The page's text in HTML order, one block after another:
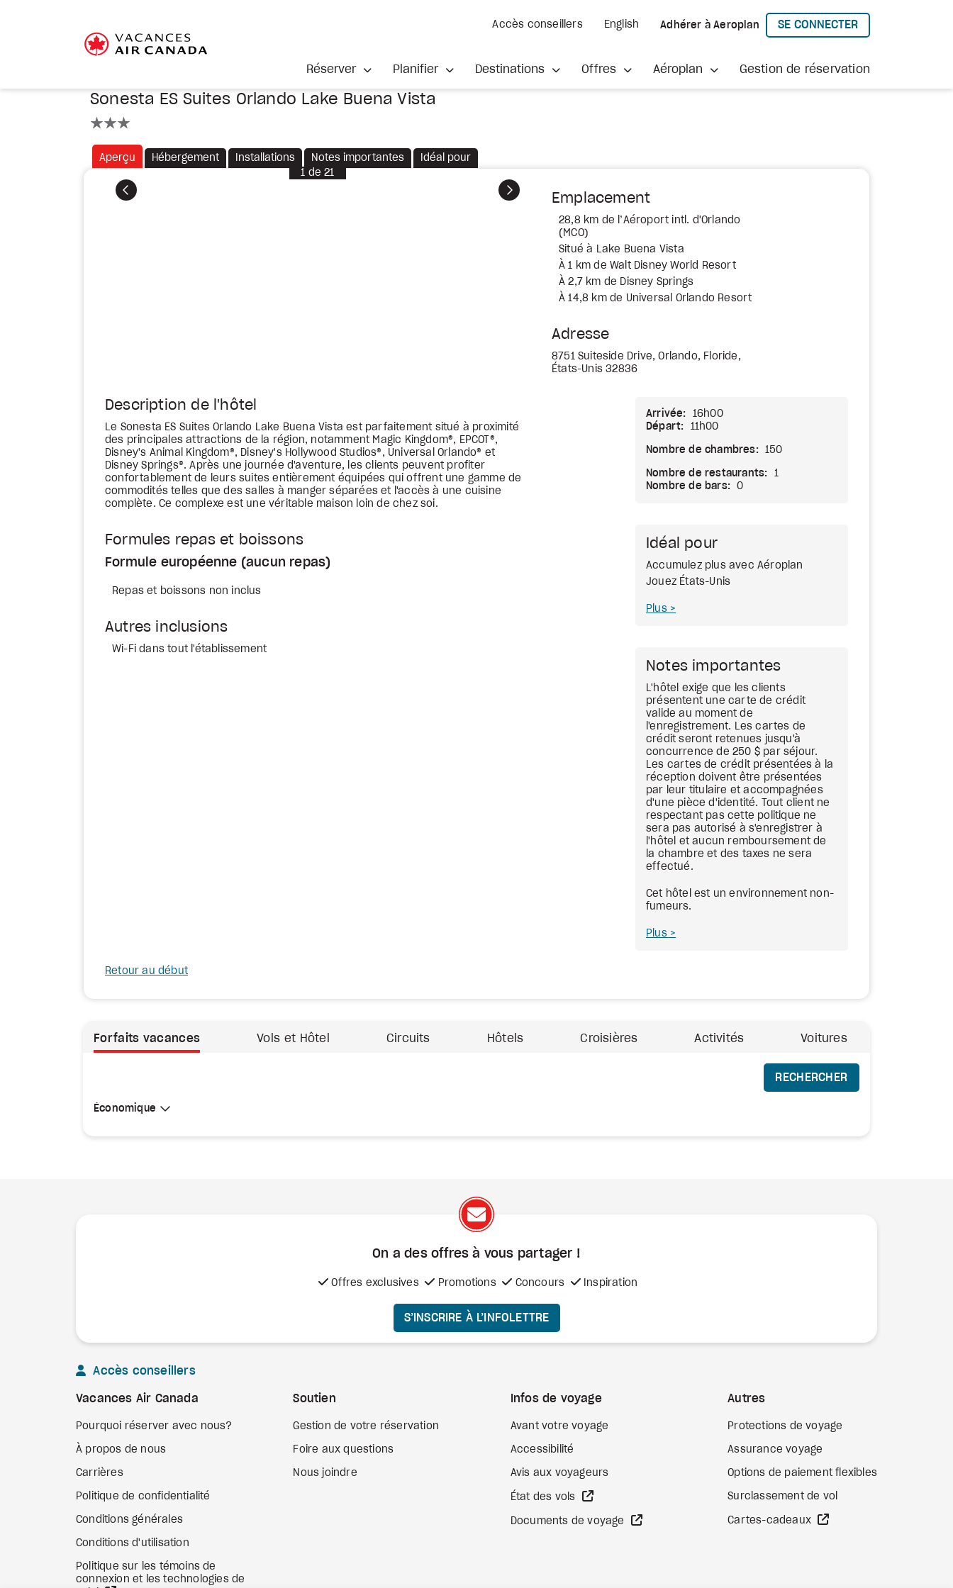
Accès conseillers English Adhérer à Aeroplan
SE CONNECTER
À AEROPLAN
Réserver Planifier Destinations Offres Aéroplan Gestion de réservation
Sonesta ES Suites Orlando Lake Buena Vista
Aperçu Hébergement Installations Notes importantes Idéal pour
Précédent Suivant
1 de21
Emplacement
28,8 km de l’Aéroport intl. d'Orlando
(MCO)
Situé à Lake Buena Vista
À 1 km de Walt Disney World Resort
À 2,7 km de Disney Springs
À 14,8 km de Universal Orlando Resort
Adresse
8751 Suiteside Drive, Orlando, Floride,
États-Unis 32836
Description de l'hôtel
Le Sonesta ES Suites Orlando Lake Buena Vista est parfaitement situé à proximité
des principales attractions de la région, notamment Magic Kingdom®, EPCOT®,
Disney's Animal Kingdom®, Disney's Hollywood Studios®, Universal Orlando® et
Disney Springs®. Après une journée d'aventure, les clients peuvent profiter
confortablement de leurs suites entièrement équipées qui offrent une gamme de
commodités telles que des salles à manger séparées et l'accès à une cuisine
complète. Ce complexe est une véritable maison loin de chez soi.
Formules repas et boissons
Formule européenne (aucun repas)
Repas et boissons non inclus
Autres inclusions
Wi-Fi dans tout l'établissement
Arrivée:
16h00
Départ:
11h00
Nombre de chambres: 150
Nombre de restaurants:
1
Nombre de bars:
0
Idéal pour
Accumulez plus avec Aéroplan
Jouez États-Unis
Plus
Notes importantes
L'hôtel exige que les clients
présentent une carte de crédit
valide au moment de
l'enregistrement. Les cartes de
crédit seront retenues jusqu'à
concurrence de 250 $ par séjour.
Les cartes de crédit présentées à la
réception doivent être présentées
par leur titulaire et accompagnées
d'une pièce d'identité. Tout client ne
respectant pas cette politique ne
sera pas autorisé à s'enregistrer à
l'hôtel et aucun remboursement de
la chambre et des taxes ne sera
effectué.
Cet hôtel est un environnement non-
fumeurs.
Plus
Retour au début
Forfaits vacances Vols et Hôtel Circuits Hôtels Croisières Activités Voitures
Sélectionner une cabine
Économique
Économique
RECHERCHER
On a des offres à vous partager !
Offres exclusives Promotions Concours Inspiration
S’INSCRIRE À L’INFOLETTRE
Accès conseillers
Vacances Air Canada
Pourquoi réserver avec nous?
À propos de nous
Carrières
Politique de confidentialité
Conditions générales
Conditions d'utilisation
Politique sur les témoins de
connexion et les technologies de
Soutien
Gestion de votre réservation
Foire aux questions
Nous joindre
Infos de voyage
Avant votre voyage
Accessibilité
Avis aux voyageurs
État des vols
Documents de voyage Site Web externe
Autres
Protections de voyage
Assurance voyage
Options de paiement flexibles
Surclassement de vol
Cartes-cadeaux